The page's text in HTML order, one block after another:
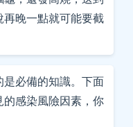
再晚一點就可能要截
是必備的知識。下面
的感染風險因素，你